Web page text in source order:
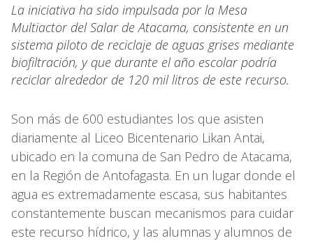
La iniciativa ha sido impulsada por la Mesa
Multiactor del Salar de Atacama, consistente en un
sistema piloto de reciclaje de aguas grises mediante
biofiltración, y que durante el año escolar podría
reciclar alrededor de 120 mil litros de este recurso.
Son más de 600 estudiantes los que asisten
diariamente al Liceo Bicentenario Likan Antai,
ubicado en la comuna de San Pedro de Atacama,
en la Región de Antofagasta. En un lugar donde el
agua es extremadamente escasa, sus habitantes
constantemente buscan mecanismos para cuidar
este recurso hídrico, y las alumnas y alumnos de